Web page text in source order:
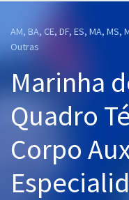
Assinatura Ilimitada
Graduação
OAB
Mentorias
AM, BA, CE, DF, ES, MA,
Outras
Marinha
Quadro
Corpo